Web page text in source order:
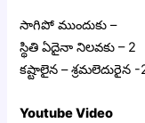
సాగిపో ముందుకు –
స్థితి ఏదైనా నిలవకు – 2
కష్టాలైన – శ్రమలెదురైన -
Youtube Video